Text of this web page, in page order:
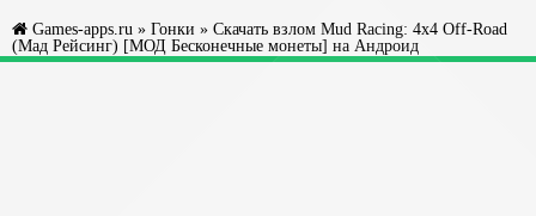
Games-apps.ru » Гонки » Скачать взлом Mud Racing: 4х4 Off-Road
(Мад Рейсинг) [МОД Бесконечные монеты] на Андроид